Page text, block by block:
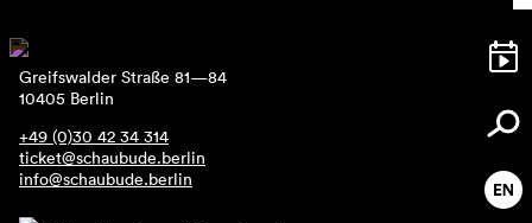
Ticket
Barrierefreiheit
Über uns
Greifswalder Straße 81—84
10405 Berlin
+49 (0)30 42 34 314
ticket@schaubude.berlin
info@schaubude.berlin